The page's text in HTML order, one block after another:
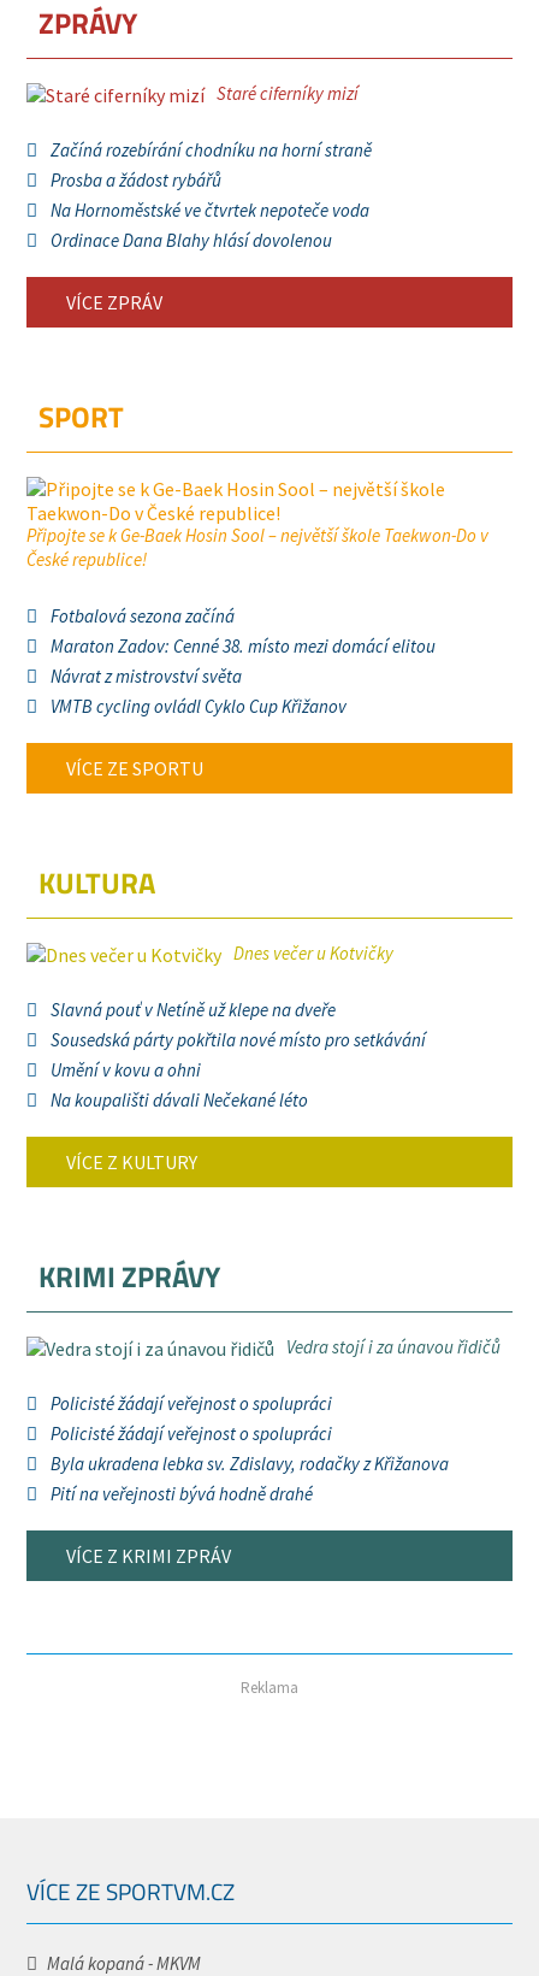
ZPRÁVY
Staré ciferníky mizí
Začíná rozebírání chodníku na horní straně
Prosba a žádost rybářů
Na Hornoměstské ve čtvrtek nepoteče voda
Ordinace Dana Blahy hlásí dovolenou
VÍCE ZPRÁV
SPORT
Připojte se k Ge-Baek Hosin Sool – největší škole Taekwon-Do v
České republice!
Fotbalová sezona začíná
Maraton Zadov: Cenné 38. místo mezi domácí elitou
Návrat z mistrovství světa
VMTB cycling ovládl Cyklo Cup Křižanov
VÍCE ZE SPORTU
KULTURA
Dnes večer u Kotvičky
Slavná pouť v Netíně už klepe na dveře
Sousedská párty pokřtila nové místo pro setkávání
Umění v kovu a ohni
Na koupališti dávali Nečekané léto
VÍCE Z KULTURY
KRIMI ZPRÁVY
Vedra stojí i za únavou řidičů
Policisté žádají veřejnost o spolupráci
Policisté žádají veřejnost o spolupráci
Byla ukradena lebka sv. Zdislavy, rodačky z Křižanova
Pití na veřejnosti bývá hodně drahé
VÍCE Z KRIMI ZPRÁV
Reklama
VÍCE ZE SPORTVM.CZ
Malá kopaná - MKVM